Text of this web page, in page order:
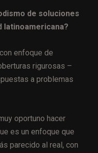
de soluciones
latinoamericana?
enfoque de
rigurosas –
a problemas
oportuno hacer
es un enfoque que
parecido al real, con